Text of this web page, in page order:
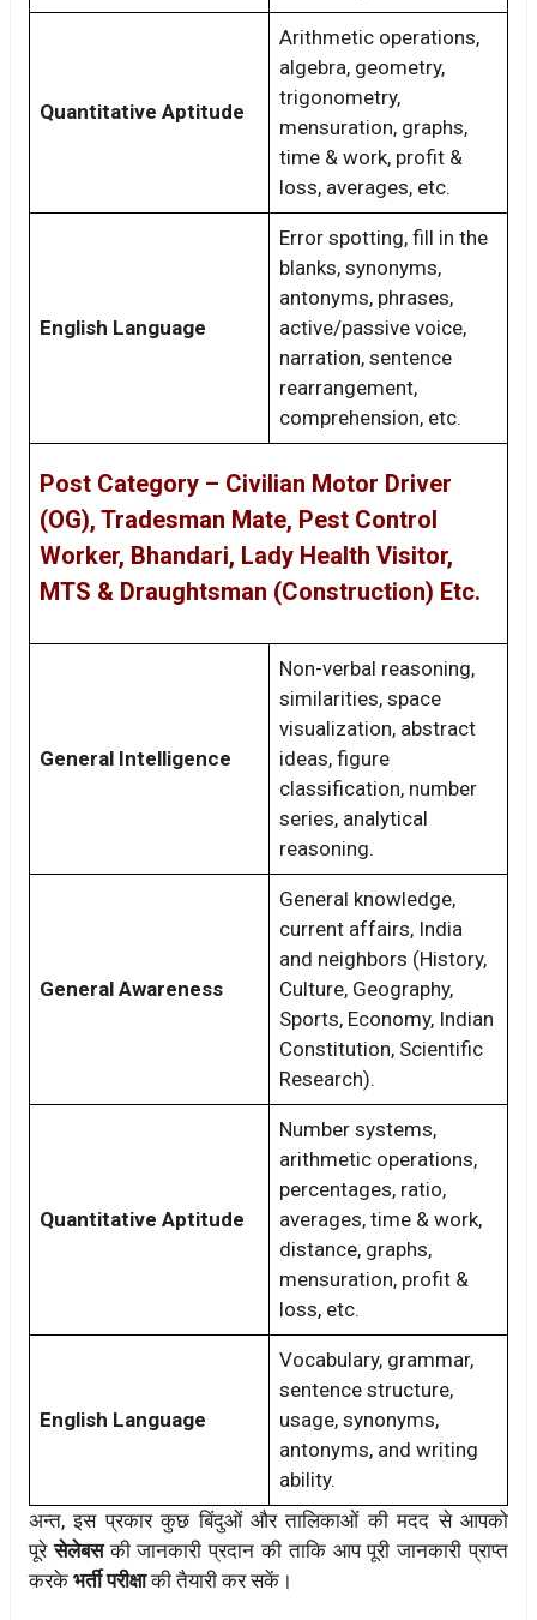
Quantitative Aptitude
Arithmetic operations,
algebra, geometry,
trigonometry,
mensuration, graphs,
time & work, profit &
loss, averages, etc.
English Language
Error spotting, fill in the
blanks, synonyms,
antonyms, phrases,
active/passive voice,
narration, sentence
rearrangement,
comprehension, etc.
Post Category – Civilian Motor Driver
(OG), Tradesman Mate, Pest Control
Worker, Bhandari, Lady Health Visitor,
MTS & Draughtsman (Construction) Etc.
General Intelligence
Non-verbal reasoning,
similarities, space
visualization, abstract
ideas, figure
classification, number
series, analytical
reasoning.
General Awareness
General knowledge,
current affairs, India
and neighbors (History,
Culture, Geography,
Sports, Economy, Indian
Constitution, Scientific
Research).
Quantitative Aptitude
Number systems,
arithmetic operations,
percentages, ratio,
averages, time & work,
distance, graphs,
mensuration, profit &
loss, etc.
English Language
Vocabulary, grammar,
sentence structure,
usage, synonyms,
antonyms, and writing
ability.
अन्त, इस प्रकार कुछ बिंदुओं और तालिकाओं की मदद से आपको
पूरेसेलेबसकी जानकारी प्रदान की ताकि आप पूरी जानकारी प्राप्त
करके भर्ती परीक्षाकी तैयारी कर सकें।